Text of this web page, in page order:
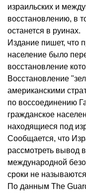
израильских и
восстановлению, в
останется в руинах.
Издание пишет, что
население было
восстановление
Восстановление
американскими
по воссоединению
гражданское
находящиеся под
Сообщается, что
рассмотреть вывод
международной
сроки не
По данным The